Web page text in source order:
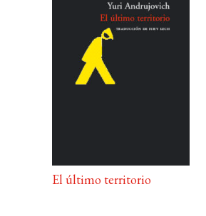
El último territorio